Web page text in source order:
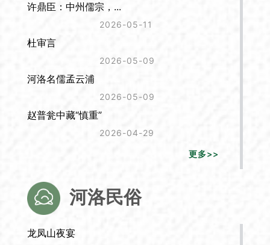
许鼎臣：中州儒宗，...
2026-05-11
杜审言
2026-05-09
河洛名儒孟云浦
2026-05-09
赵普瓮中藏“慎重”
2026-04-29
更多>>
河洛民俗
龙凤山夜宴